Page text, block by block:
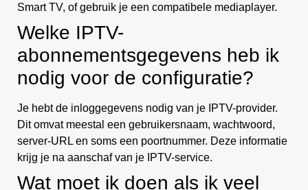
Smart TV, of gebruik je een compatibele mediaplayer.
Welke IPTV-
abonnementsgegevens heb ik
nodig voor de configuratie?
Je hebt de inloggegevens nodig van je IPTV-provider.
Dit omvat meestal een gebruikersnaam, wachtwoord,
server-URL en soms een poortnummer. Deze informatie
krijg je na aanschaf van je IPTV-service.
Wat moet ik doen als ik veel